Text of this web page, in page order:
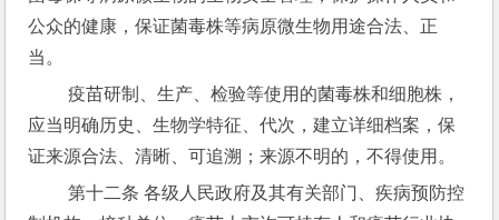
公众的健康，保证菌毒株等病原微生物用途合法、正
当。
疫苗研制、生产、检验等使用的菌毒株和细胞株，
应当明确历史、生物学特征、代次，建立详细档案，保
证来源合法、清晰、可追溯；来源不明的，不得使用。
第十二条 各级人民政府及其有关部门、疾病预防控